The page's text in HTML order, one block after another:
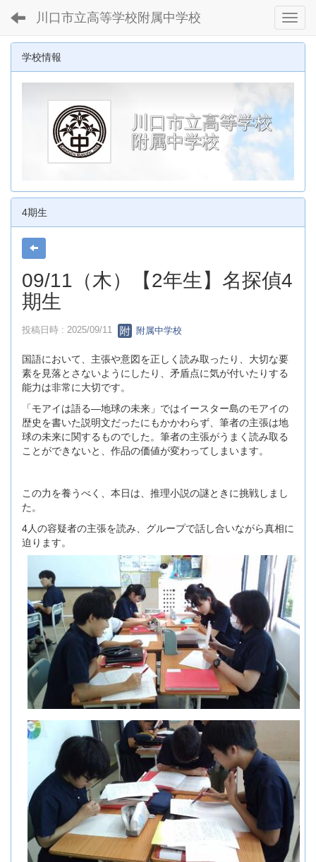
川口市立高等学校附属中学校
学校情報
川口市立高等学校
附属中学校
4期生
09/11（木）【2年生】名探偵4
期生
投稿日時 : 2025/09/11 附属中学校
国語において、主張や意図を正しく読み取ったり、大切な要
素を見落とさないようにしたり、矛盾点に気が付いたりする
能力は非常に大切です。
「モアイは語る―地球の未来」ではイースター島のモアイの
歴史を書いた説明文だったにもかかわらず、筆者の主張は地
球の未来に関するものでした。筆者の主張がうまく読み取る
ことができないと、作品の価値が変わってしまいます。
この力を養うべく、本日は、推理小説の謎ときに挑戦しまし
た。
4人の容疑者の主張を読み、グループで話し合いながら真相に
迫ります。